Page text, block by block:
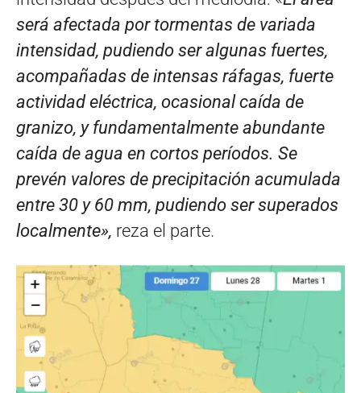
será afectada por tormentas de variada
intensidad, pudiendo ser algunas fuertes,
acompañadas de intensas ráfagas, fuerte
actividad eléctrica, ocasional caída de
granizo, y fundamentalmente abundante
caída de agua en cortos períodos. Se
prevén valores de precipitación acumulada
entre 30 y 60 mm, pudiendo ser superados
localmente», reza el parte.